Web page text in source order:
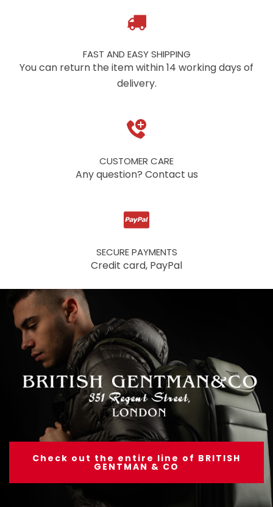
FAST AND EASY SHIPPING
You can return the item within 14 working days of
delivery.
CUSTOMER CARE
Any question? Contact us
SECURE PAYMENTS
Credit card, PayPal
Check out the entire line of BRITISH
GENTMAN & CO